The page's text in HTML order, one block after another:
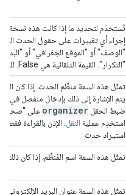
تُستخدَم لتحديد ما إذا كانت هذه نسخة
إجراء أي تغييرات على حقول الحدث
"الوصف" أو "الموقع الجغرافي" أو "البداية"
"التكرار". القيمة التلقائية هي False. للقراءة فقط
تمثّل هذه السمة منظّم الحدث. إذا كان
يتم الإشارة إلى ذلك بإدخال منفصل في
ضبط الحقل organizer على "صحيح".
استخدِم عملية النقل
. الإذن بالقراءة فقط،
استيراد حدث
تمثّل هذه السمة اسم المُنظِّم، إذا كان ذلك
تمثّل هذه السمة عنوان البريد الإلكتروني